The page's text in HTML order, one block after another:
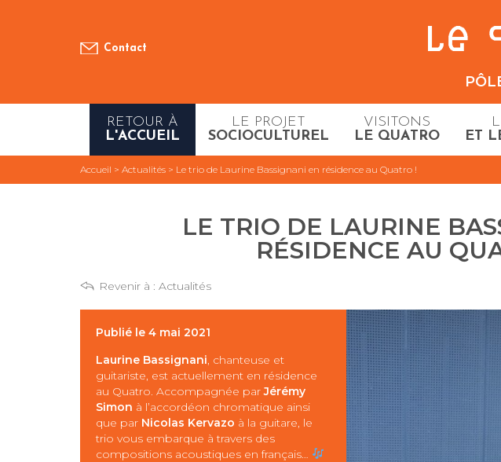
Contact
RETOUR À
L'ACCUEIL
LE PROJET
SOCIOCULTUREL
VISITONS
LE QUATRO
ET
Accueil > Actualités > Le trio de Laurine Bassignani en résidence au Quatro !
LE TRIO DE LAURINE
RÉSIDENCE AU
Revenir à : Actualités
Publié le 4 mai 2021
Laurine Bassignani, chanteuse et
guitariste, est actuellement en résidence
au Quatro. Accompagnée parJérémy
Simon à l’accordéon chromatique ainsi
que par Nicolas Kervazo à la guitare, le
trio vous embarque à travers des
compositions acoustiques en français…